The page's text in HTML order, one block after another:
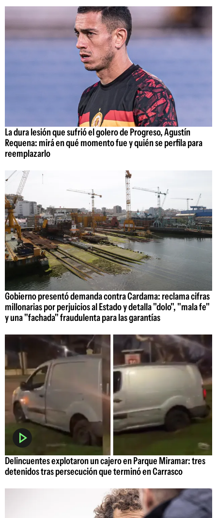
La dura lesión que sufrió el golero de Progreso, Agustín
Requena: mirá en qué momento fue y quién se perfila para
reemplazarlo
Gobierno presentó demanda contra Cardama: reclama cifras
millonarias por perjuicios al Estado y detalla "dolo", "mala fe"
y una "fachada" fraudulenta para las garantías
Delincuentes explotaron un cajero en Parque Miramar: tres
detenidos tras persecución que terminó en Carrasco